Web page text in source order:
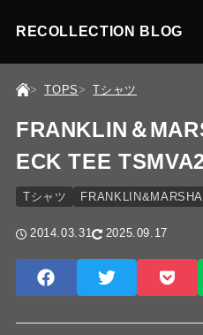
RECOLLECTION BLOG
TOPS Tシャツ
FRANKLIN＆
ECK TEE
Tシャツ
2014.03.31 2025.09.17